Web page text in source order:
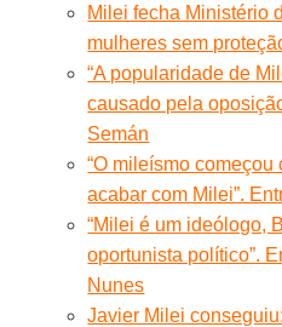
Milei fecha Ministério
mulheres sem
“A popularidade de
causado pela
Semán
“O mileísmo
acabar com Milei”.
“Milei é um ideólogo,
oportunista político”.
Nunes
Javier Milei